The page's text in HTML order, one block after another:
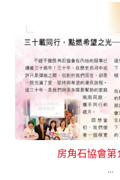
房角石協會
...